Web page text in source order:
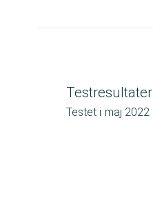
Testresultater
Testet i maj 2022